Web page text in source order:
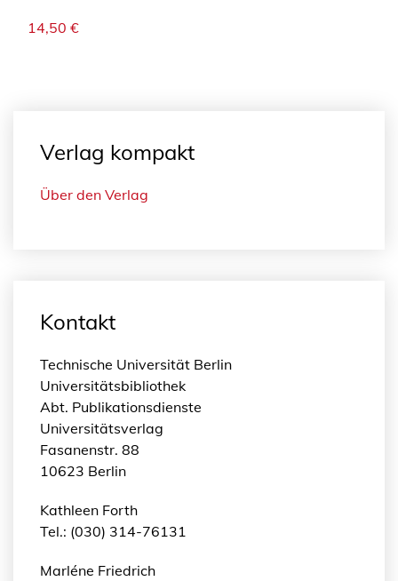
14,50 €
Verlag kompakt
Über den Verlag
Kontakt
Technische Universität Berlin
Universitätsbibliothek
Abt. Publikationsdienste
Universitätsverlag
Fasanenstr. 88
10623 Berlin
Kathleen Forth
Tel.: (030) 314-76131
Marléne Friedrich